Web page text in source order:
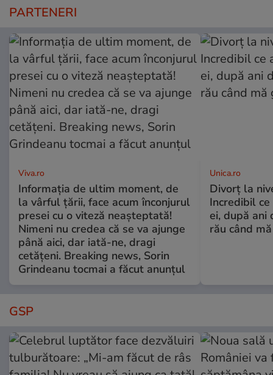
PARTENERI
Viva.ro
Informația de ultim moment, de
la vârful țării, face acum înconjurul
presei cu o viteză neașteptată!
Nimeni nu credea că se va ajunge
până aici, dar iată-ne, dragi
cetățeni. Breaking news, Sorin
Grindeanu tocmai a făcut anunțul
Unica.ro
Divorț la
Incredibil
ei, după ani
rău când
GSP